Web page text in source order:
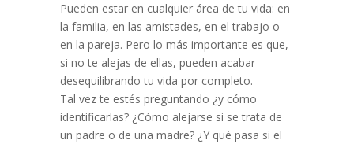
Pueden estar en cualquier área de tu vida: en
la familia, en las amistades, en el trabajo o
en la pareja. Pero lo más importante es que,
si no te alejas de ellas, pueden acabar
desequilibrando tu vida por completo.
Tal vez te estés preguntando ¿y cómo
identificarlas? ¿Cómo alejarse si se trata de
un padre o de una madre? ¿Y qué pasa si el